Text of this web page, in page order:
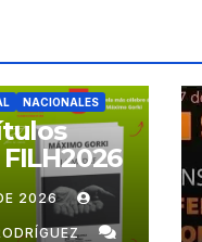
NACIONALES
2026